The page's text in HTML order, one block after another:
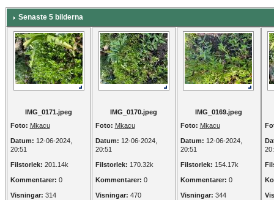
Senaste 5 bilderna
IMG_0171.jpeg
Foto: Mkacu
Datum: 12-06-2024,
20:51
Filstorlek: 201.14k
Kommentarer: 0
Visningar: 314
IMG_0170.jpeg
Foto: Mkacu
Datum: 12-06-2024,
20:51
Filstorlek: 170.32k
Kommentarer: 0
Visningar: 470
IMG_0169.jpeg
Foto: Mkacu
Datum: 12-06-2024,
20:51
Filstorlek: 154.17k
Kommentarer: 0
Visningar: 344